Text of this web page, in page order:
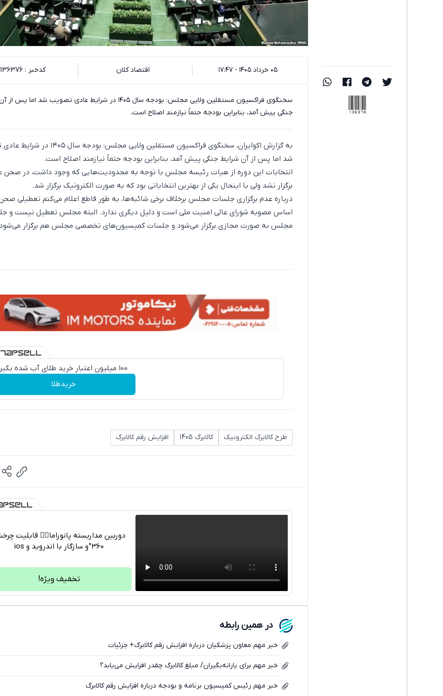
۰۵ خرداد ۱۴۰۵ - ۱۷:۴۷ اقتصاد کلان کدخبر : 136376
سخنگوی فراکسیون مستقلین ولایی مجلس: بودجه سال ۱۴۰۵ در شرایط عادی تصویب شد
جنگی پیش آمد، بنابراین بودجه حتماً نیازمند اصلاح است.
به گزارش اکوایران، سخنگوی فراکسیون مستقلین ولایی مجلس:
شد اما پس از آن شرایط جنگی پیش آمد، بنابراین بودجه حتماً نیازمند اصلاح است.
انتخابات این دوره از هیات‌ رئیسه مجلس با توجه به محدودیت‌هایی که وجود داشت، در صحن
برگزار نشد ولی با اینحال یکی از بهترین انتخاباتی بود که به صورت الکترونیک برگزار شد.
درباره عدم برگزاری جلسات مجلس برخلاف برخی شائبه‌ها، به طور قاطع اعلام می‌کنم تعطیلی
اساس مصوبه شورای عالی امنیت ملی است و دلیل دیگری ندارد. البته مجلس تعطیل نیست و
مجلس به صورت مجازی برگزار می‌شود و جلسات کمیسیون‌های تخصصی مجلس هم برگزار
100 میلیون اعتبار خرید طلای آب شده بگیر
خریدطلا
طرح کالابرگ الکترونیک کالابرگ 1405 افزایش رقم کالابرگ
تلگرام
فیسبوک
دوربین مداربسته پانوراما👈🏻 قابلیت
360°و سازگار با اندروید و ios
تخفیف ویژه!
در همین رابطه
خبر مهم معاون پزشکیان درباره افزایش رقم کالابرگ+ جزئیات
خبر مهم برای یارانه‌بگیران/ مبلغ کالابرگ چقدر افزایش می‌یابد؟
خبر مهم رئیس کمیسیون برنامه و بودجه درباره افزایش رقم کالابرگ